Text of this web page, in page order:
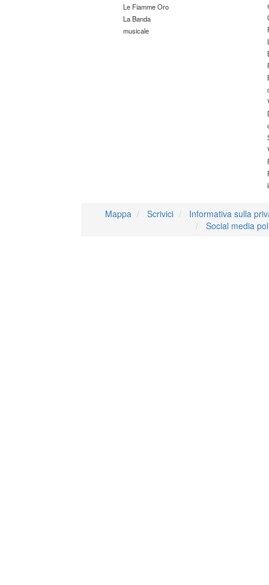
Le Fiamme Oro
La Banda
musicale
Mappa Scrivici
Informativa sulla
Social media